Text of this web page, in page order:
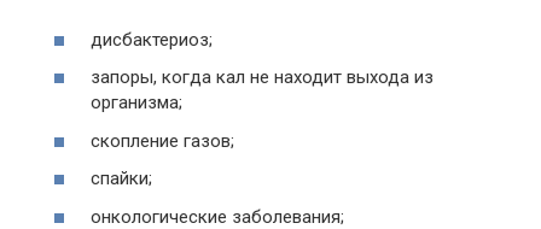
дисбактериоз;
запоры, когда кал не находит выхода из
организма;
скопление газов;
спайки;
онкологические заболевания;